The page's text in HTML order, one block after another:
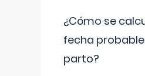
¿Cómo se
fecha
parto?